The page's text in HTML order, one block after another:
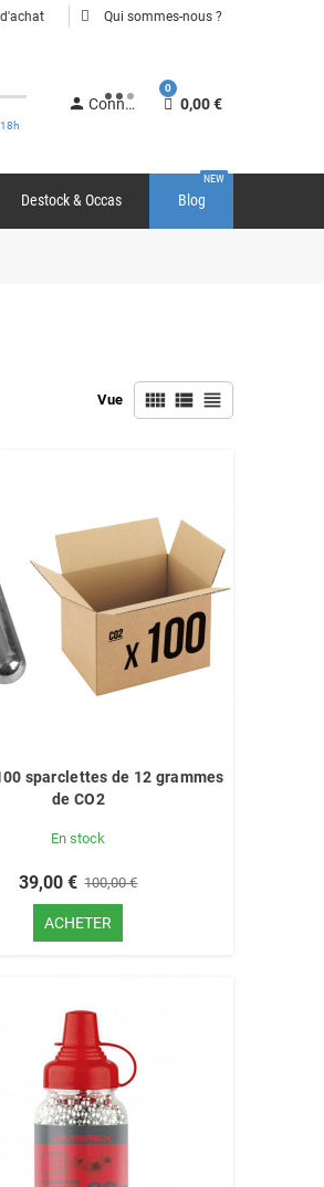
Qui sommes-nous ?
person Connexion
0
0,00 €
Destock & Occas Blog
NEW
Vue view_comfy view_list view_headline
sparclettes de 12 grammes
de CO2
En stock
39,00 € 100,00 €
ACHETER